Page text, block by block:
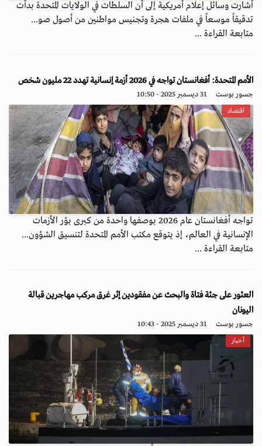
أشارت وسائل إعلام أمريكية إلى أن السلطات في الولايات المتحدة بدأت
تدقيقاً موسعاً في ملفات هجرة وتجنيس مواطنين من أصول صو...
متابعة القراءة ...
الأمم المتحدة: أفغانستان تواجه في 2026 أزمة إنسانية تهدد 22 مليون شخص
جسور بوست 31 ديسمبر 2025 - 10:50
اقتصاد
تواجه أفغانستان عام 2026 بوصفها واحدة من كبرى بؤر الأزمات
الإنسانية في العالم، إذ يتوقع مكتب الأمم المتحدة لتنسيق الشؤون...
متابعة القراءة ...
العثور على جثة فتاة والبحث عن مفقودين إثر غرق مركب مهاجرين قبالة
اليونان
جسور بوست 31 ديسمبر 2025 - 10:43
أخبار